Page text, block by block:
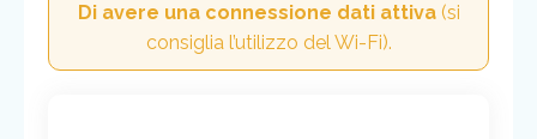
Di avere una connessione dati attiva (si
consiglia l’utilizzo del Wi-Fi).